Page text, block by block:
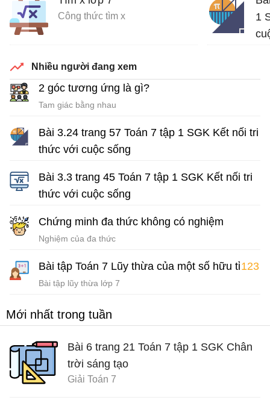
Công thức tìm x
1
Nhiều người đang xem
2 góc tương ứng là gì?
Tam giác bằng nhau
Bài 3.24 trang 57 Toán 7 tập 1 SGK Kết nối tri
thức với cuộc sống
Bài 3.3 trang 45 Toán 7 tập 1 SGK Kết nối tri
thức với cuộc sống
Chứng minh đa thức không có nghiệm
Nghiệm của đa thức
Bài tập Toán 7 Lũy thừa của một số hữu tỉ123
Bài tập lũy thừa lớp 7
Mới nhất trong tuần
Bài 6 trang 21 Toán 7 tập 1 SGK Chân
trời sáng tạo
Giải Toán 7